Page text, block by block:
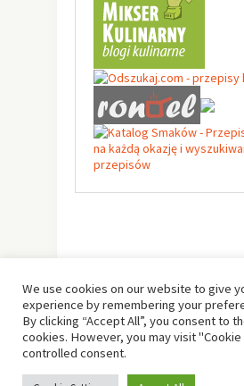
We use cookies on our website to give
experience by remembering your
By clicking “Accept All”, you consent to
cookies. However, you may visit
controlled consent.